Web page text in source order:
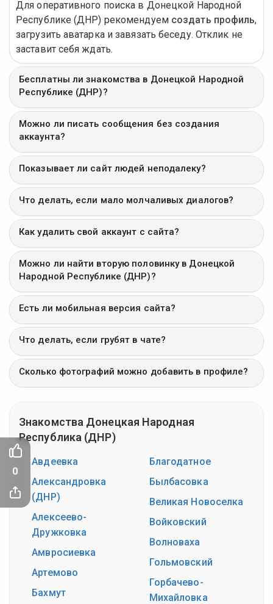
Для оперативного поиска в Донецкой Народной
Республике (ДНР) рекомендуем создать профиль,
загрузить аватарка и завязать беседу. Отклик не
заставит себя ждать.
Бесплатны ли знакомства в Донецкой Народной
Республике (ДНР)?
Можно ли писать сообщения без создания
аккаунта?
Показывает ли сайт людей неподалеку?
Что делать, если мало молчаливых диалогов?
Как удалить свой аккаунт с сайта?
Можно ли найти вторую половинку в Донецкой
Народной Республике (ДНР)?
Есть ли мобильная версия сайта?
Что делать, если грубят в чате?
Сколько фотографий можно добавить в профиле?
Знакомства Донецкая Народная
Республика (ДНР)
Авдеевка
Александровка
(ДНР)
Алексеево-
Дружковка
Амвросиевка
Артемово
Бахмут
Благодатное
Былбасовка
Великая Новоселка
Войковский
Волноваха
Гольмовский
Горбачево-
Михайловка
0